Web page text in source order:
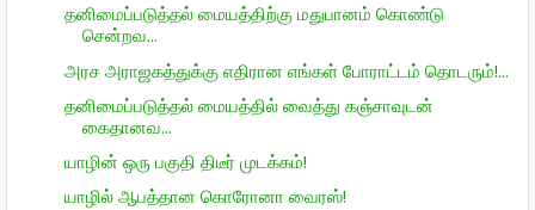
தனிமைப்படுத்தல் மையத்திற்கு மதுபானம் கொண்டு
சென்றவ...
அரச அராஜகத்துக்கு எதிரான எங்கள் போராட்டம் தொடரும்!...
தனிமைப்படுத்தல் மையத்தில் வைத்து கஞ்சாவுடன்
கைதானவ...
யாழின் ஒரு பகுதி திடீர் முடக்கம்!
யாழில் ஆபத்தான கொரோனா வைரஸ்!